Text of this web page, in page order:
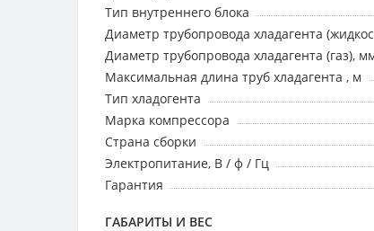
Тип внутреннего блока
Диаметр трубопровода хладагента
Диаметр трубопровода хладагента (газ),
Максимальная длина труб хладагента , м
Тип хладогента
Марка компрессора
Страна сборки
Электропитание, В / ф / Гц
Гарантия
ГАБАРИТЫ И ВЕС